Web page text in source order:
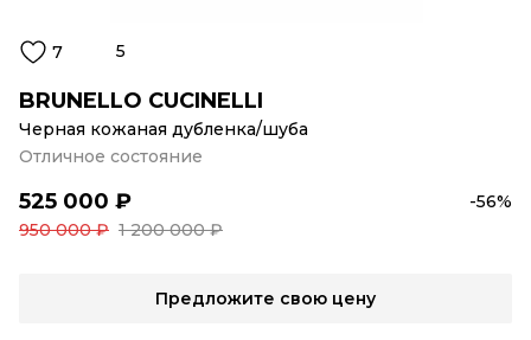
7 5
BRUNELLO CUCINELLI
Черная кожаная дубленка/шуба
Отличное состояние
525 000 ₽
-56%
950 000 ₽ 1 200 000 ₽
Предложите свою цену